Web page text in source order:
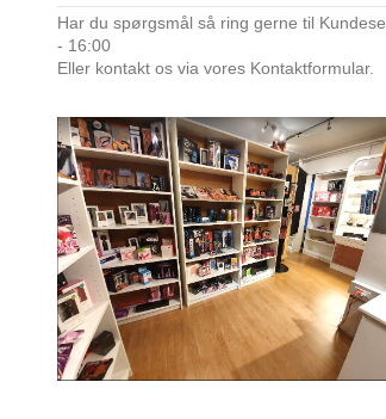
Har du spørgsmål så ring gerne til
- 16:00
Eller kontakt os via vores Kontaktformular.